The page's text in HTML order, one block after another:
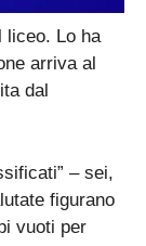
liceo. Lo ha
arriva al
dal
– sei,
figurano
vuoti per